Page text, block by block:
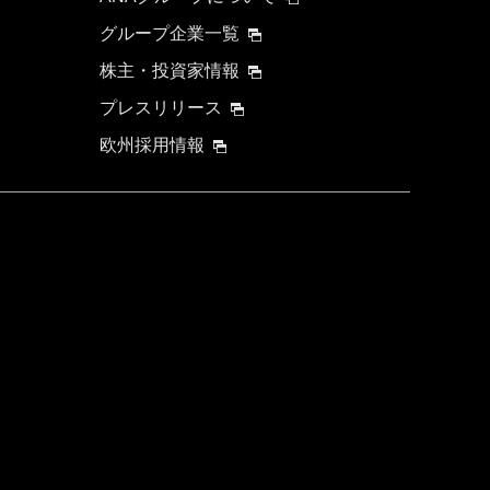
グループ企業一覧
株主・投資家情報
プレスリリース
欧州採用情報